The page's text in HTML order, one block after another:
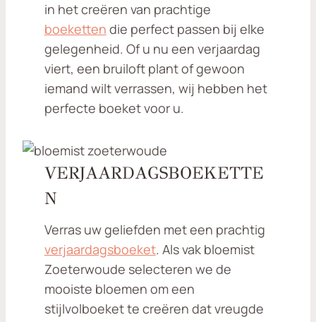
in het creëren van prachtige
boeketten die perfect passen bij elke
gelegenheid. Of u nu een verjaardag
viert, een bruiloft plant of gewoon
iemand wilt verrassen, wij hebben het
perfecte boeket voor u.
VERJAARDAGSBOEKETTE
N
Verras uw geliefden met een prachtig
verjaardagsboeket. Als vak bloemist
Zoeterwoude selecteren we de
mooiste bloemen om een
stijlvolboeket te creëren dat vreugde